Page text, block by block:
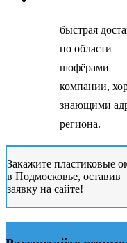
быстрая
по области
шофёрами
компании,
знающими
региона.
Закажите пластиковые
в Подмосковье, оставив
заявку на сайте!